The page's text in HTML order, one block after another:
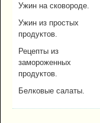
Ужин на сковороде.
Ужин из простых
продуктов.
Рецепты из
замороженных
продуктов.
Белковые салаты.